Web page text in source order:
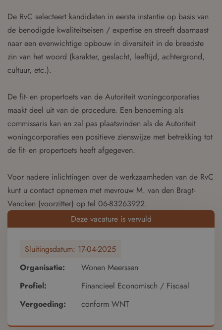
De RvC selecteert kandidaten in eerste instantie op basis van
de benodigde kwaliteitseisen / expertise en streeft daarnaast
naar een evenwichtige opbouw in diversiteit in de breedste
zin van het woord (karakter, geslacht, leeftijd, achtergrond,
cultuur, etc.).
De fit- en propertoets van de Autoriteit woningcorporaties
maakt deel uit van de procedure. Een benoeming als
commissaris kan en zal pas plaatsvinden als de Autoriteit
woningcorporaties een positieve zienswijze met betrekking tot
de fit- en propertoets heeft afgegeven.
Voor nadere inlichtingen over de werkzaamheden van de RvC
kunt u contact opnemen met mevrouw M. van den Bragt-
Vencken (voorzitter) op tel 06-83263922.
Deze vacature is vervuld
Sluitingsdatum: 17-04-2025
Organisatie:
Wonen Meerssen
Profiel:
Financieel Economisch / Fiscaal
Vergoeding:
conform WNT